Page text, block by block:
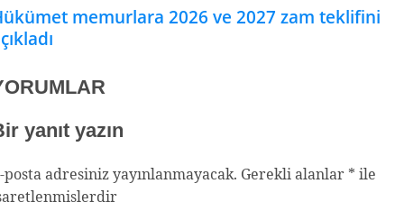
memurlara 2026 ve 2027 zam teklifini
yanıt yazın
posta adresiniz yayınlanmayacak. Gerekli alanlar * ile